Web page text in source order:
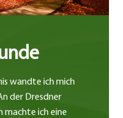
wandte ich mich
der Dresdner
machte ich eine